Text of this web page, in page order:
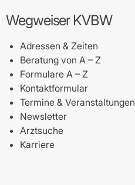
Wegweiser KVBW
Adressen & Zeiten
Beratung von A – Z
Formulare A – Z
Kontaktformular
Termine & Veranstaltungen
Newsletter
Arztsuche
Karriere